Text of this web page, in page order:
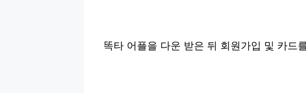
똑타 어플을 다운 받은 뒤 회원가입 및 카드